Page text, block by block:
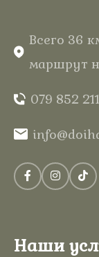
Всего 36
маршрут
079 852 211
Наши